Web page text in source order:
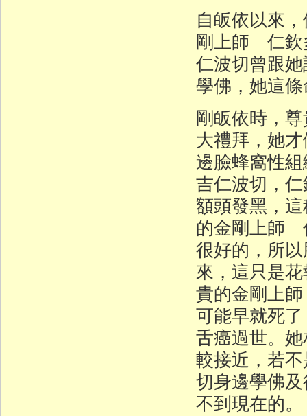
自皈依以來
剛上師 仁欽
仁波切曾跟
學佛，她這
剛皈依時，
大禮拜，她
邊臉蜂窩性
吉仁波切，
額頭發黑，
的金剛上師
很好的，所
來，這只是
貴的金剛上
可能早就死
舌癌過世。
較接近，若
切身邊學佛
不到現在的。